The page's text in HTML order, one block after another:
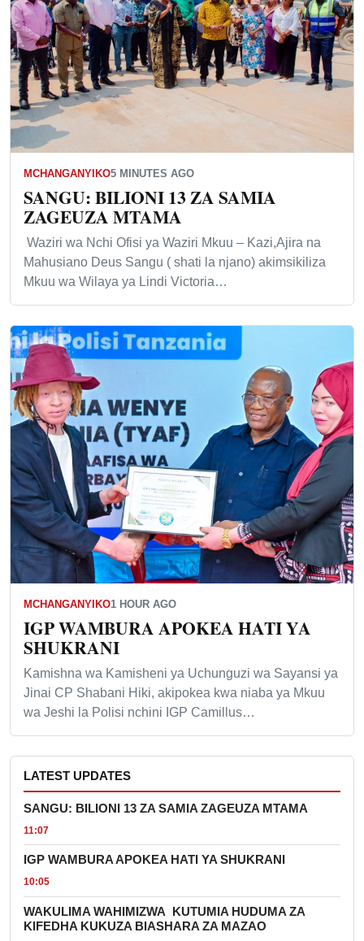
MCHANGANYIKO5 MINUTES AGO
SANGU: BILIONI 13 ZA SAMIA
ZAGEUZA MTAMA
Waziri wa Nchi Ofisi ya Waziri Mkuu – Kazi,Ajira na
Mahusiano Deus Sangu ( shati la njano) akimsikiliza
Mkuu wa Wilaya ya Lindi Victoria…
MCHANGANYIKO1 HOUR AGO
IGP WAMBURA APOKEA HATI YA
SHUKRANI
Kamishna wa Kamisheni ya Uchunguzi wa Sayansi ya
Jinai CP Shabani Hiki, akipokea kwa niaba ya Mkuu
wa Jeshi la Polisi nchini IGP Camillus…
LATEST UPDATES
SANGU: BILIONI 13 ZA SAMIA ZAGEUZA MTAMA
11:07
IGP WAMBURA APOKEA HATI YA SHUKRANI
10:05
WAKULIMA WAHIMIZWA KUTUMIA HUDUMA ZA
KIFEDHA KUKUZA BIASHARA ZA MAZAO